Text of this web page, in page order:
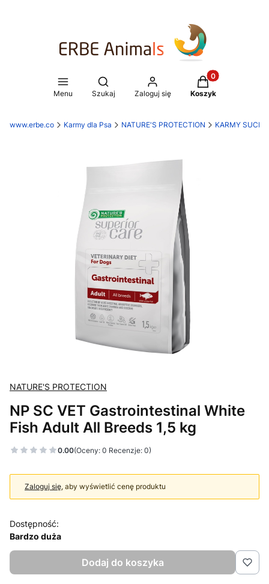
Menu
Otwórz wyszukiwarkę
Szukaj Zaloguj się
Produkty w
Koszyk
www.erbe.co Karmy dla Psa NATURE'S PROTECTION KARMY SUCHE
NATURE'S PROTECTION
NP SC VET Gastrointestinal White
Fish Adult All Breeds 1,5 kg
0.00(Oceny: 0 Recenzje: 0)
Zaloguj się, aby wyświetlić cenę produktu
Dostępność:
Bardzo duża
Dodaj do koszyka